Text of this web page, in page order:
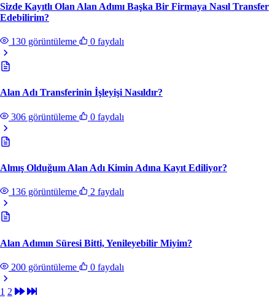
Sizde Kayıtlı Olan Alan Adımı Başka Bir Firmaya Nasıl Transfer
Edebilirim?
130 görüntüleme 0 faydalı
Alan Adı Transferinin İşleyişi Nasıldır?
306 görüntüleme 0 faydalı
Almış Olduğum Alan Adı Kimin Adına Kayıt Ediliyor?
136 görüntüleme 2 faydalı
Alan Adımın Süresi Bitti, Yenileyebilir Miyim?
200 görüntüleme 0 faydalı
1 2